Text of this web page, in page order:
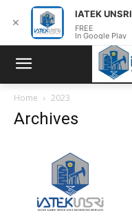
Home 2023
Archives
✕
IATEK UNSRI
FREE
In Google Play